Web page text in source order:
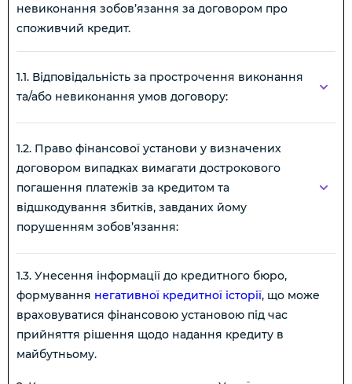
невиконання зобов’язання за договором про
споживчий кредит.
1.1. Відповідальність за прострочення виконання
та/або невиконання умов договору:
1.2. Право фінансової установи у визначених
договором випадках вимагати дострокового
погашення платежів за кредитом та
відшкодування збитків, завданих йому
порушенням зобов’язання:
1.3. Унесення інформації до кредитного бюро,
формування негативної кредитної історії, що може
враховуватися фінансовою установою під час
прийняття рішення щодо надання кредиту в
майбутньому.